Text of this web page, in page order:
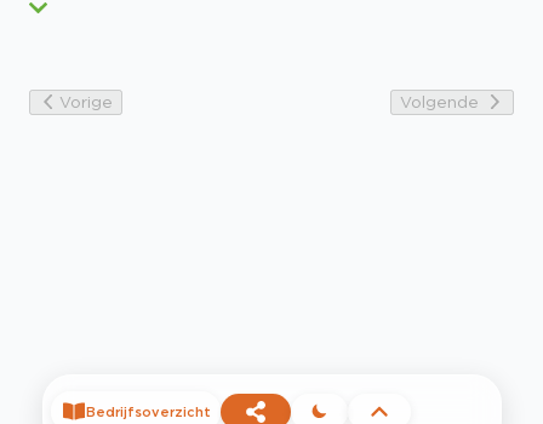
Vorige Volgende
Bedrijfsoverzicht